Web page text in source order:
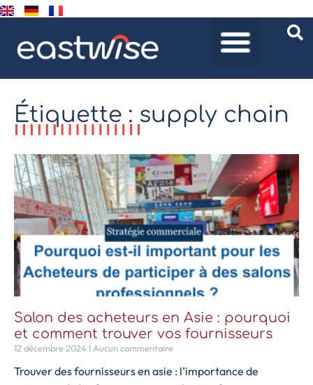
Étiquette : supply chain
Salon des acheteurs en Asie : pourquoi
et comment trouver vos fournisseurs
12 décembre 2024 Aucun commentaire
Trouver des fournisseurs en asie : l’importance de